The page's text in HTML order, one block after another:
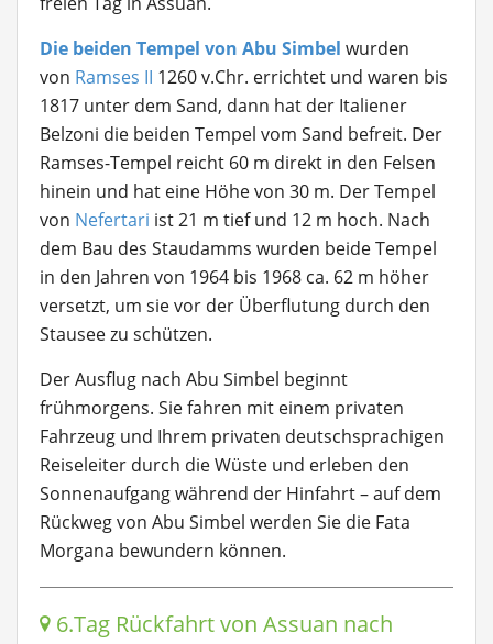
Die beiden Tempel von Abu Simbel wurden
von Ramses II 1260 v.Chr. errichtet und waren bis
1817 unter dem Sand, dann hat der Italiener
Belzoni die beiden Tempel vom Sand befreit. Der
Ramses-Tempel reicht 60 m direkt in den Felsen
hinein und hat eine Höhe von 30 m. Der Tempel
von Nefertari ist 21 m tief und 12 m hoch. Nach
dem Bau des Staudamms wurden beide Tempel
in den Jahren von 1964 bis 1968 ca. 62 m höher
versetzt, um sie vor der Überflutung durch den
Stausee zu schützen.
Der Ausflug nach Abu Simbel beginnt
frühmorgens. Sie fahren mit einem privaten
Fahrzeug und Ihrem privaten deutschsprachigen
Reiseleiter durch die Wüste und erleben den
Sonnenaufgang während der Hinfahrt – auf dem
Rückweg von Abu Simbel werden Sie die Fata
Morgana bewundern können.
6.Tag Rückfahrt von Assuan nach